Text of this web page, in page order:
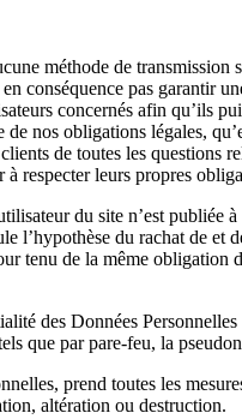
méthode de transmission
conséquence pas garantir
concernés afin qu’ils
nos obligations légales,
de toutes les questions
respecter leurs propres
du site n’est publiée
l’hypothèse du rachat de et
tenu de la même
des Données
que par pare-feu, la
prend toutes les
altération ou destruction.